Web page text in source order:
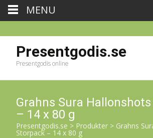
Presentgodis.se
Presentgodis online
Grahns Sura
– 14 x 80 g
Presentgodis.se > Produkter > Grahns
Storpack – 14 x 80 g
MENU